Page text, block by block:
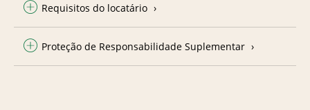
Requisitos do locatário
Proteção de Responsabilidade Suplementar